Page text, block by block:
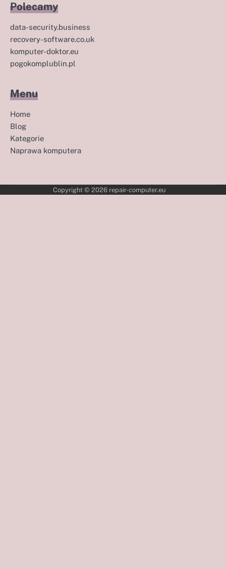
Polecamy
data-security.business
recovery-software.co.uk
komputer-doktor.eu
pogokomplublin.pl
Menu
Home
Blog
Kategorie
Naprawa komputera
Copyright © 2026 repair-computer.eu